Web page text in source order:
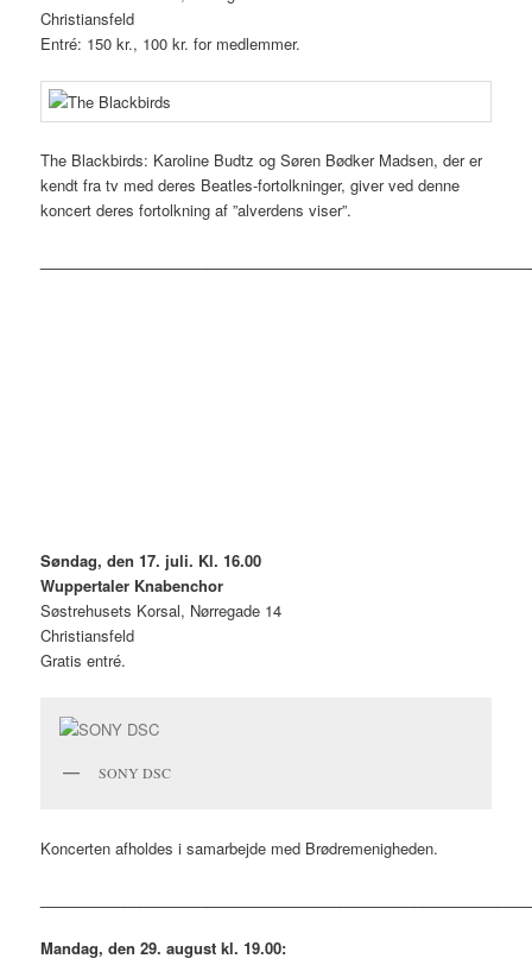
Christiansfeld
Entré: 150 kr., 100 kr. for medlemmer.
The Blackbirds: Karoline Budtz og Søren Bødker Madsen, der er
kendt fra tv med deres Beatles-fortolkninger, giver ved denne
koncert deres fortolkning af ”alverdens viser”.
Søndag, den 17. juli. Kl. 16.00
Wuppertaler Knabenchor
Søstrehusets Korsal, Nørregade 14
Christiansfeld
Gratis entré.
SONY DSC
Koncerten afholdes i samarbejde med Brødremenigheden.
Mandag, den 29. august kl. 19.00: